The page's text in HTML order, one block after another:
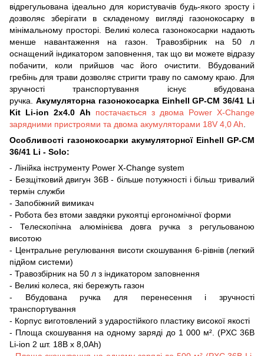
відрегульована ідеально для користувачів будь-якого зросту і
дозволяє зберігати в складеному вигляді газонокосарку в
мінімальному просторі. Великі колеса газонокосарки надають
менше навантаження на газон. Травозбірник на 50 л
оснащений індикатором заповнення, так що ви можете відразу
побачити, коли прийшов час його очистити. Вбудований
гребінь для трави дозволяє стригти траву по самому краю. Для
зручності транспортування існує вбудована
ручка. Акумуляторна газонокосарка Einhell GP-CM 36/41 Li
Kit Li-ion 2х4.0 Ah
постачається з двома Power X-Change
зарядними пристроями та двома акумуляторами 18V 4,0 Ah
Особливості газонокосарки акумуляторної Einhell GP-CM
36/41 Li - Solo:
- Лінійка інструменту Power X-Change system
- Безщітковий двигун 36В - більше потужності і більш тривалий
термін служби
- Запобіжний вимикач
- Робота без втоми завдяки рукоятці ергономічної форми
- Телескопічна алюмінієва довга ручка з регульованою
висотою
- Центральне регулювання висоти скошування 6-рівнів (легкий
підйом системи)
- Травозбірник на 50 л з індикатором заповнення
- Великі колеса, які бережуть газон
- Вбудована ручка для перенесення і зручності
транспортування
- Корпус виготовлений з ударостійкого пластику високої якості
- Площа скошування на одному заряді до 1 000 м². (PXC 36В
Li-ion 2 шт. 18B х 8,0Аh)